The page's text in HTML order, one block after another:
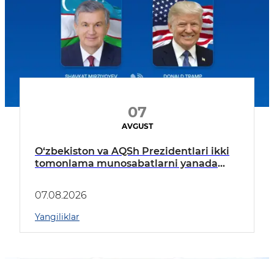
07
AVGUST
O‘zbekiston va AQSh Prezidentlari ikki
tomonlama munosabatlarni yanada
07.08.2026
Yangiliklar